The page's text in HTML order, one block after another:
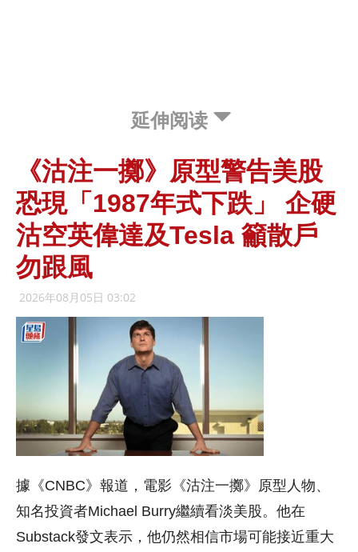
延伸阅读
《沽注一擲》原型警告美股
恐現「1987年式下跌」 企硬
沽空英偉達及Tesla 籲散戶
勿跟風
2026年08月05日 03:02
據《CNBC》報道，電影《沽注一擲》原型人物、
知名投資者Michael Burry繼續看淡美股。他在
Substack發文表示，他仍然相信市場可能接近重大